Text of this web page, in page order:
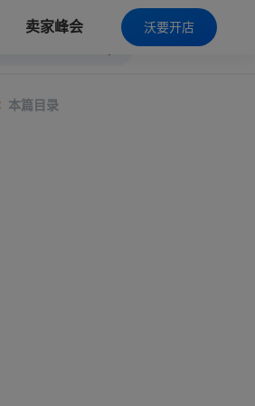
卖家峰会 沃要开店
本篇目录